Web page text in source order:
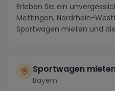
Erleben Sie ein
Mettingen, Nordrhein-
Sportwagen mieten und
Sportwagen
Bayern